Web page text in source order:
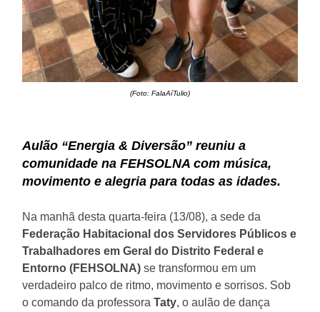
(Foto: FalaAíTulio)
Aulão “Energia & Diversão” reuniu a
comunidade na FEHSOLNA com música,
movimento e alegria para todas as idades.
Na manhã desta quarta-feira (13/08), a sede da
Federação Habitacional dos Servidores Públicos e
Trabalhadores em Geral do Distrito Federal e
Entorno (FEHSOLNA) se transformou em um
verdadeiro palco de ritmo, movimento e sorrisos. Sob
o comando da professora Taty, o aulão de dança